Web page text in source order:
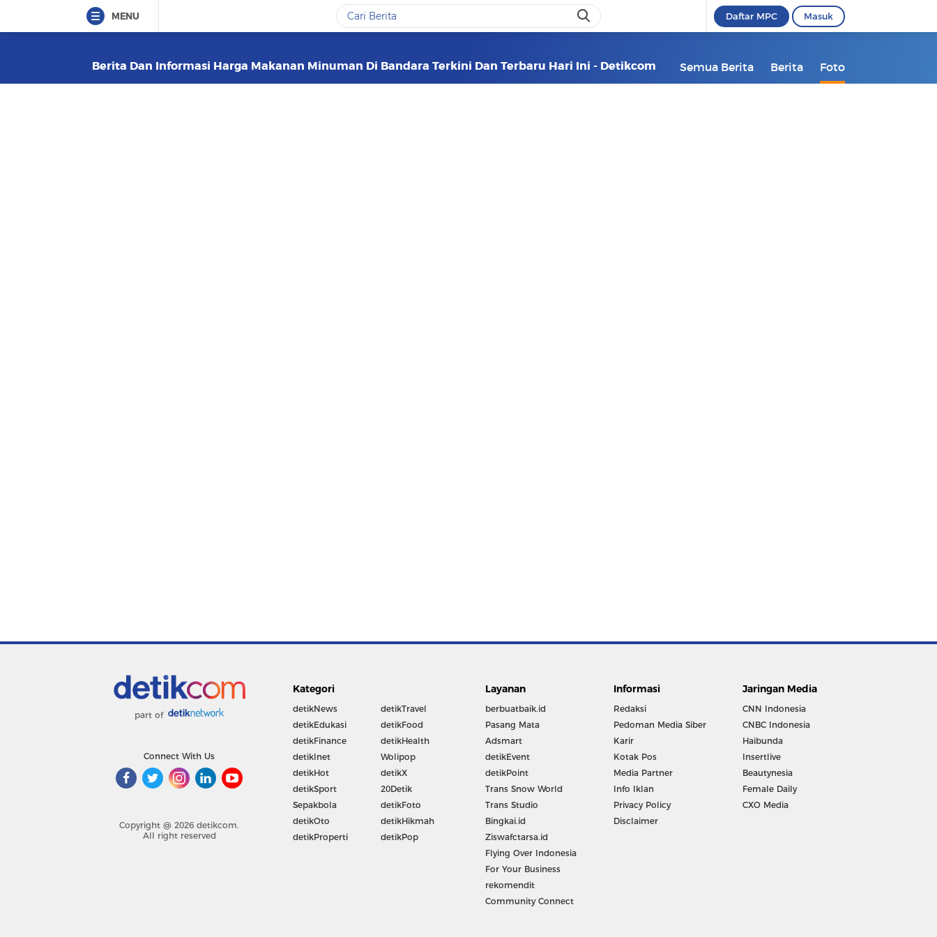
MENU Daftar MPC Masuk
Berita Dan Informasi Harga Makanan Minuman Di Bandara Terkini Dan Terbaru Hari Ini - Detikcom Semua Berita Berita Foto
part of
Connect With Us
Copyright @ 2026 detikcom.
All right reserved
Kategori
detikNews
detikEdukasi
detikFinance
detikInet
detikHot
detikSport
Sepakbola
detikOto
detikProperti
detikTravel
detikFood
detikHealth
Wolipop
detikX
20Detik
detikFoto
detikHikmah
detikPop
Layanan
berbuatbaik.id
Pasang Mata
Adsmart
detikEvent
detikPoint
Trans Snow World
Trans Studio
Bingkai.id
Ziswafctarsa.id
Flying Over Indonesia
For Your Business
rekomendit
Community Connect
Informasi
Redaksi
Pedoman Media Siber
Karir
Kotak Pos
Media Partner
Info Iklan
Privacy Policy
Disclaimer
Jaringan Media
CNN Indonesia
CNBC Indonesia
Haibunda
Insertlive
Beautynesia
Female Daily
CXO Media